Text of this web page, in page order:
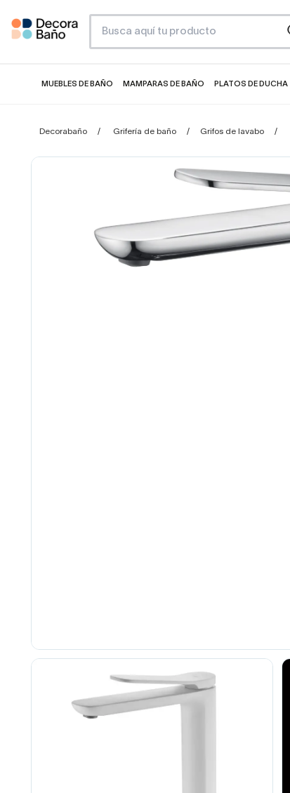
MUEBLES DE BAÑO MAMPARAS DE BAÑO PLATOS DE DUCHA
Decorabaño Grifería de baño Grifos de lavabo